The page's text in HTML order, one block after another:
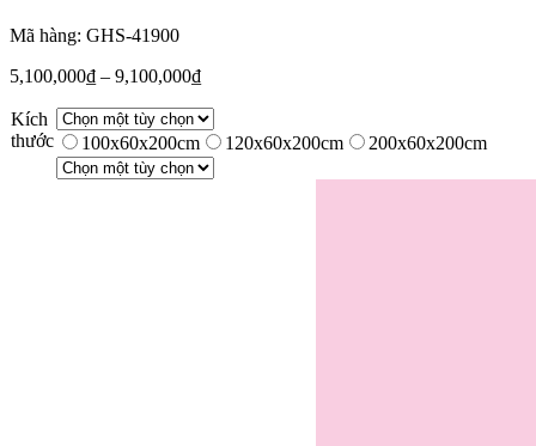
Mã hàng: GHS-41900
5,100,000₫ – 9,100,000₫
Kích
thước
100x60x200cm 120x60x200cm 200x60x200cm